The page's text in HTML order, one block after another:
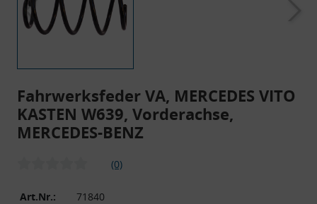
Fahrwerksfeder VA, MERCEDES VITO
KASTEN W639, Vorderachse,
MERCEDES-BENZ
(0)
Art.Nr.:
71840